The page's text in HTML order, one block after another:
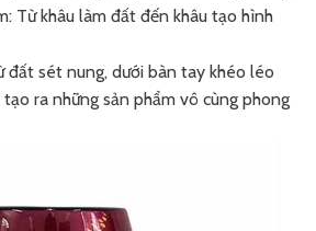
Từ khâu làm đất đến khâu tạo hình
sét nung, dưới bàn tay khéo léo
tạo ra những sản phẩm vô cùng phong